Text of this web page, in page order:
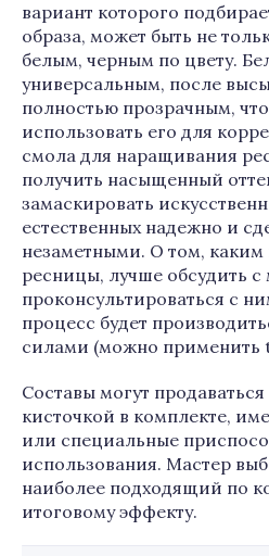
вариант которого
образа, может быть не
белым, черным по цвету.
универсальным, после
полностью прозрачным,
использовать его для
смола для наращивания
получить насыщенный
замаскировать
естественных надежно и
незаметными. О том,
ресницы, лучше обсудить
проконсультироваться с
процесс будет
силами (можно применить
Составы могут
кисточкой в комплекте,
или специальные
использования. Мастер
наиболее подходящий по
итоговому эффекту.